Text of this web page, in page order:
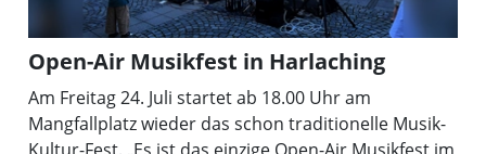
Open-Air Musikfest in Harlaching
Am Freitag 24. Juli startet ab 18.00 Uhr am
Mangfallplatz wieder das schon traditionelle Musik-